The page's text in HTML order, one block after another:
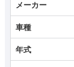
メーカー
車種
年式